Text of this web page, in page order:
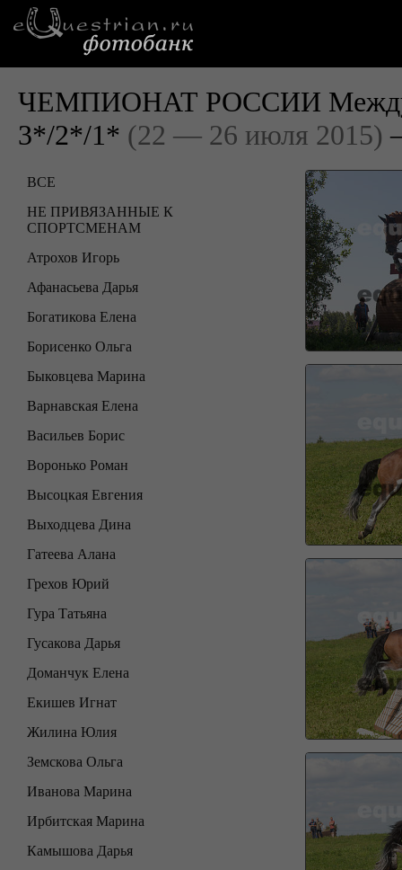
ЧЕМПИОНАТ РОССИИ
3*/2*/1* (22 — 26 июля 2015)
ВСЕ
НЕ ПРИВЯЗАННЫЕ К
СПОРТСМЕНАМ
Атрохов Игорь
Афанасьева Дарья
Богатикова Елена
Борисенко Ольга
Быковцева Марина
Варнавская Елена
Васильев Борис
Воронько Роман
Высоцкая Евгения
Выходцева Дина
Гатеева Алана
Грехов Юрий
Гура Татьяна
Гусакова Дарья
Доманчук Елена
Екишев Игнат
Жилина Юлия
Земскова Ольга
Иванова Марина
Ирбитская Марина
Камышова Дарья